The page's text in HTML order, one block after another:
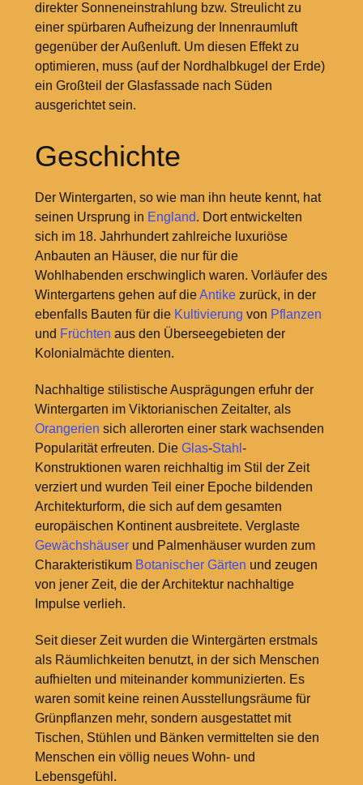
direkter Sonneneinstrahlung bzw. Streulicht zu
einer spürbaren Aufheizung der Innenraumluft
gegenüber der Außenluft. Um diesen Effekt zu
optimieren, muss (auf der Nordhalbkugel der Erde)
ein Großteil der Glasfassade nach Süden
ausgerichtet sein.
Geschichte
Der Wintergarten, so wie man ihn heute kennt, hat
seinen Ursprung in England. Dort entwickelten
sich im 18. Jahrhundert zahlreiche luxuriöse
Anbauten an Häuser, die nur für die
Wohlhabenden erschwinglich waren. Vorläufer des
Wintergartens gehen auf dieAntikezurück, in der
ebenfalls Bauten für die Kultivierung von Pflanzen
und Früchten aus den Überseegebieten der
Kolonialmächte dienten.
Nachhaltige stilistische Ausprägungen erfuhr der
Wintergarten im Viktorianischen Zeitalter, als
Orangerien sich allerorten einer stark wachsenden
Popularität erfreuten. Die Glas-Stahl -
Konstruktionen waren reichhaltig im Stil der Zeit
verziert und wurden Teil einer Epoche bildenden
Architekturform, die sich auf dem gesamten
europäischen Kontinent ausbreitete. Verglaste
Gewächshäuserund Palmenhäuser wurden zum
Charakteristikum Botanischer Gärten und zeugen
von jener Zeit, die der Architektur nachhaltige
Impulse verlieh.
Seit dieser Zeit wurden die Wintergärten erstmals
als Räumlichkeiten benutzt, in der sich Menschen
aufhielten und miteinander kommunizierten. Es
waren somit keine reinen Ausstellungsräume für
Grünpflanzen mehr, sondern ausgestattet mit
Tischen, Stühlen und Bänken vermittelten sie den
Menschen ein völlig neues Wohn- und
Lebensgefühl.